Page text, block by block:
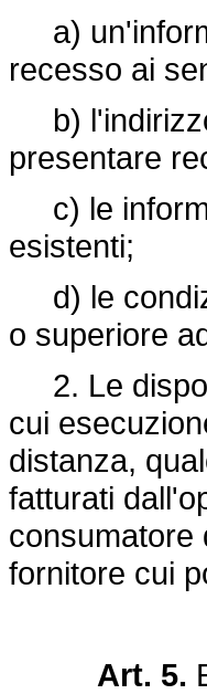
a)
recesso ai
b)
presentare
c) le
esistenti;
d) le
o superiore
2. Le
cui
distanza,
fatturati
consumatore
fornitore cui
Art. 5.